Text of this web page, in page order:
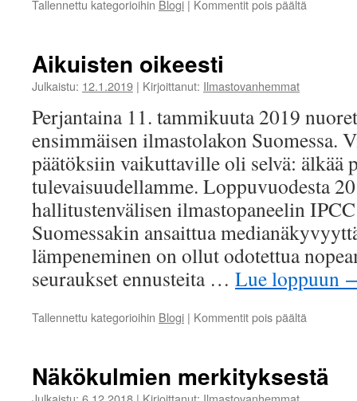
Tallennettu kategorioihin Blogi | Kommentit pois päältä
Aikuisten oikeesti
Julkaistu: 12.1.2019 | Kirjoittanut: Ilmastovanhemmat
Perjantaina 11. tammikuuta 2019
ensimmäisen ilmastolakon Suomessa.
päätöksiin vaikuttaville oli selvä: älkää
tulevaisuudellamme. Loppuvuodesta
hallitustenvälisen ilmastopaneelin
Suomessakin ansaittua
lämpeneminen on ollut odotettua
seuraukset ennusteita … Lue loppuun
Tallennettu kategorioihin Blogi | Kommentit pois päältä
Näkökulmien merkityksestä